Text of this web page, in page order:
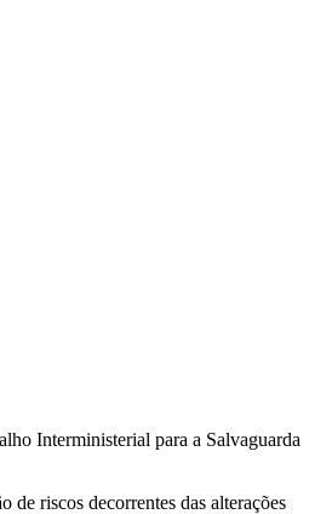
Interministerial para a Salvaguarda
riscos decorrentes das alterações